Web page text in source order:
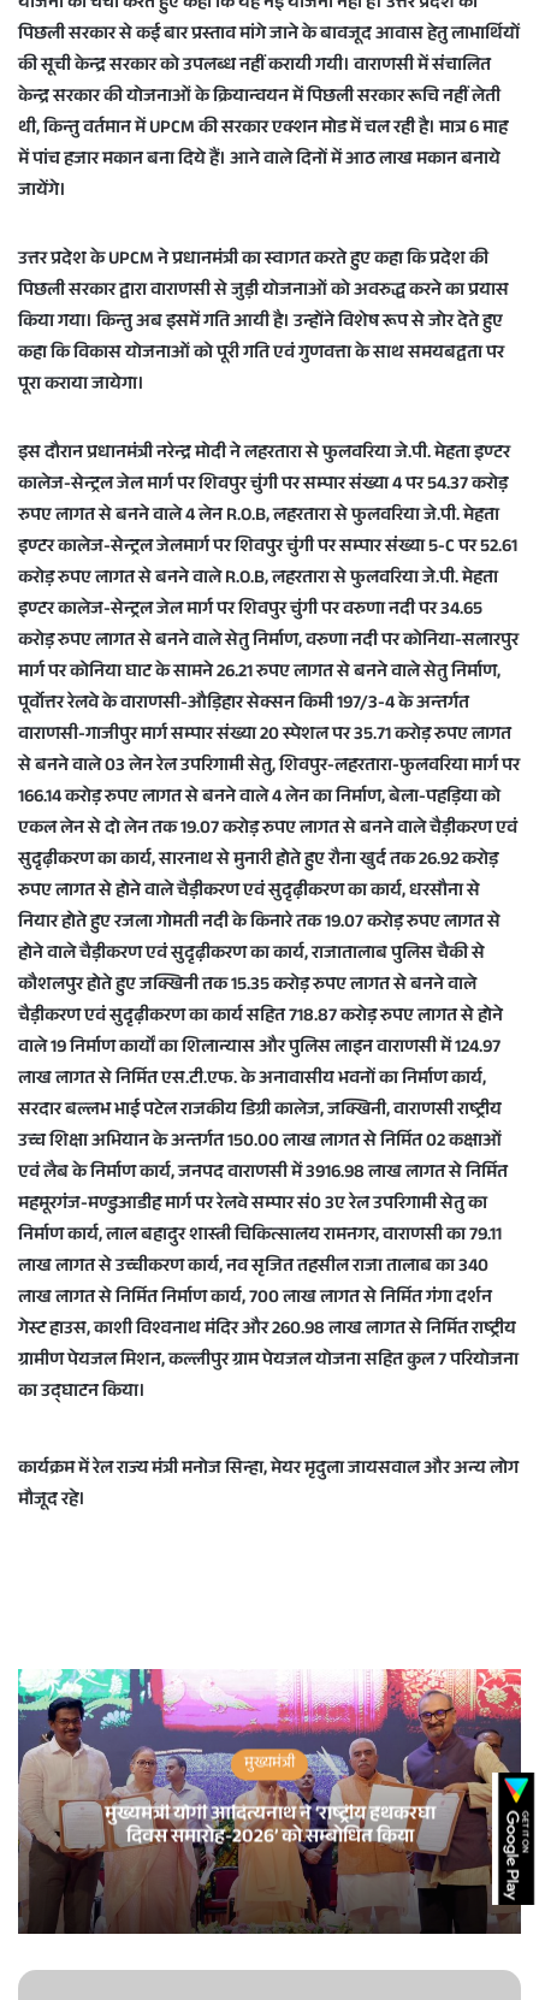
पिछली सरकार से कई बार प्रस्ताव मांगे जाने के बावजूद आवास हेतु लाभार्थियों
की सूची केन्द्र सरकार को उपलब्ध नहीं करायी गयी। वाराणसी में संचालित
केन्द्र सरकार की योजनाओं के क्रियान्वयन में पिछली सरकार रूचि नहीं लेती
थी, किन्तु वर्तमान में UPCM की सरकार एक्शन मोड में चल रही है। मात्र 6 माह
में पांच हजार मकान बना दिये हैं। आने वाले दिनों में आठ लाख मकान बनाये
जायेंगे।
उत्तर प्रदेश के UPCM ने प्रधानमंत्री का स्वागत करते हुए कहा कि प्रदेश की
पिछली सरकार द्वारा वाराणसी से जुड़ी योजनाओं को अवरुद्ध करने का प्रयास
किया गया। किन्तु अब इसमें गति आयी है। उन्होंने विशेष रूप से जोर देते हुए
कहा कि विकास योजनाओं को पूरी गति एवं गुणवत्ता के साथ समयबद्वता पर
पूरा कराया जायेगा।
इस दौरान प्रधानमंत्री नरेन्द्र मोदी ने लहरतारा से फुलवरिया जे.पी. मेहता इण्टर
कालेज-सेन्ट्रल जेल मार्ग पर शिवपुर चुंगी पर सम्पार संख्या 4 पर 54.37 करोड़
रुपए लागत से बनने वाले 4 लेन R.O.B, लहरतारा से फुलवरिया जे.पी. मेहता
इण्टर कालेज-सेन्ट्रल जेलमार्ग पर शिवपुर चुंगी पर सम्पार संख्या 5-C पर 52.61
करोड़ रुपए लागत से बनने वाले R.O.B, लहरतारा से फुलवरिया जे.पी. मेहता
इण्टर कालेज-सेन्ट्रल जेल मार्ग पर शिवपुर चुंगी पर वरुणा नदी पर 34.65
करोड़ रुपए लागत से बनने वाले सेतु निर्माण, वरुणा नदी पर कोनिया-सलारपुर
मार्ग पर कोनिया घाट के सामने 26.21 रुपए लागत से बनने वाले सेतु निर्माण,
पूर्वाेत्तर रेलवे के वाराणसी-औड़िहार सेक्सन किमी 197/3-4 के अन्तर्गत
वाराणसी-गाजीपुर मार्ग सम्पार संख्या 20 स्पेशल पर 35.71 करोड़ रुपए लागत
से बनने वाले 03 लेन रेल उपरिगामी सेतु, शिवपुर-लहरतारा-फुलवरिया मार्ग पर
166.14 करोड़ रुपए लागत से बनने वाले 4 लेन का निर्माण, बेला-पहड़िया को
एकल लेन से दो लेन तक 19.07 करोड़ रुपए लागत से बनने वाले चैड़ीकरण एवं
सुदृढ़ीकरण का कार्य, सारनाथ से मुनारी होते हुए रौना खुर्द तक 26.92 करोड़
रुपए लागत से होने वाले चैड़ीकरण एवं सुदृढ़ीकरण का कार्य, धरसौना से
नियार होते हुए रजला गोमती नदी के किनारे तक 19.07 करोड़ रुपए लागत से
होने वाले चैड़ीकरण एवं सुदृढ़ीकरण का कार्य, राजातालाब पुलिस चैकी से
कौशलपुर होते हुए जक्खिनी तक 15.35 करोड़ रुपए लागत से बनने वाले
चैड़ीकरण एवं सुदृढ़ीकरण का कार्य सहित 718.87 करोड़ रुपए लागत से होने
वाले 19 निर्माण कार्यों का शिलान्यास और पुलिस लाइन वाराणसी में 124.97
लाख लागत से निर्मित एस.टी.एफ. के अनावासीय भवनों का निर्माण कार्य,
सरदार बल्लभ भाई पटेल राजकीय डिग्री कालेज, जक्खिनी, वाराणसी राष्ट्रीय
उच्च शिक्षा अभियान के अन्तर्गत 150.00 लाख लागत से निर्मित 02 कक्षाओं
एवं लैब के निर्माण कार्य, जनपद वाराणसी में 3916.98 लाख लागत से निर्मित
महमूरगंज-मण्डुआडीह मार्ग पर रेलवे सम्पार सं0 3ए रेल उपरिगामी सेतु का
निर्माण कार्य, लाल बहादुर शास्त्री चिकित्सालय रामनगर, वाराणसी का 79.11
लाख लागत से उच्चीकरण कार्य, नव सृजित तहसील राजा तालाब का 340
लाख लागत से निर्मित निर्माण कार्य, 700 लाख लागत से निर्मित गंगा दर्शन
गेस्ट हाउस, काशी विश्वनाथ मंदिर और 260.98 लाख लागत से निर्मित राष्ट्रीय
ग्रामीण पेयजल मिशन, कल्लीपुर ग्राम पेयजल योजना सहित कुल 7 परियोजना
का उद्घाटन किया।
कार्यक्रम में रेल राज्य मंत्री मनोज सिन्हा, मेयर मृदुला जायसवाल और अन्य लोग
मौजूद रहे।
मुख्यमंत्री
मुख्यमंत्री योगी आदित्यनाथ ने ‘राष्ट्रीय हथकरघा
दिवस समारोह-2026’ को सम्बोधित किया